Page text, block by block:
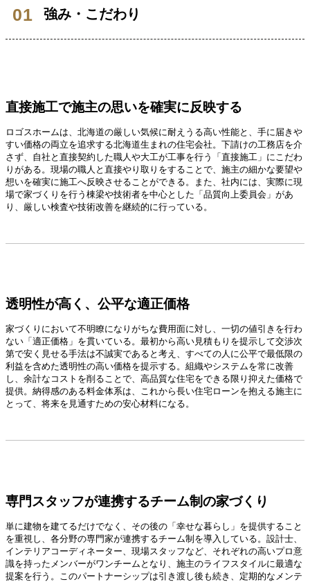
強み・こだわり
直接施工で施主の思いを確実に反映する
ロゴスホームは、北海道の厳しい気候に耐えうる高い性能と、手に届きや
すい価格の両立を追求する北海道生まれの住宅会社。下請けの工務店を介
さず、自社と直接契約した職人や大工が工事を行う「直接施工」にこだわ
りがある。現場の職人と直接やり取りをすることで、施主の細かな要望や
想いを確実に施工へ反映させることができる。また、社内には、実際に現
場で家づくりを行う棟梁や技術者を中心とした「品質向上委員会」があ
り、厳しい検査や技術改善を継続的に行っている。
透明性が高く、公平な適正価格
家づくりにおいて不明瞭になりがちな費用面に対し、一切の値引きを行わ
ない「適正価格」を貫いている。最初から高い見積もりを提示して交渉次
第で安く見せる手法は不誠実であると考え、すべての人に公平で最低限の
利益を含めた透明性の高い価格を提示する。組織やシステムを常に改善
し、余計なコストを削ることで、高品質な住宅をできる限り抑えた価格で
提供。納得感のある料金体系は、これから長い住宅ローンを抱える施主に
とって、将来を見通すための安心材料になる。
専門スタッフが連携するチーム制の家づくり
単に建物を建てるだけでなく、その後の「幸せな暮らし」を提供すること
を重視し、各分野の専門家が連携するチーム制を導入している。設計士、
インテリアコーディネーター、現場スタッフなど、それぞれの高いプロ意
識を持ったメンバーがワンチームとなり、施主のライフスタイルに最適な
提案を行う。このパートナーシップは引き渡し後も続き、定期的なメンテ